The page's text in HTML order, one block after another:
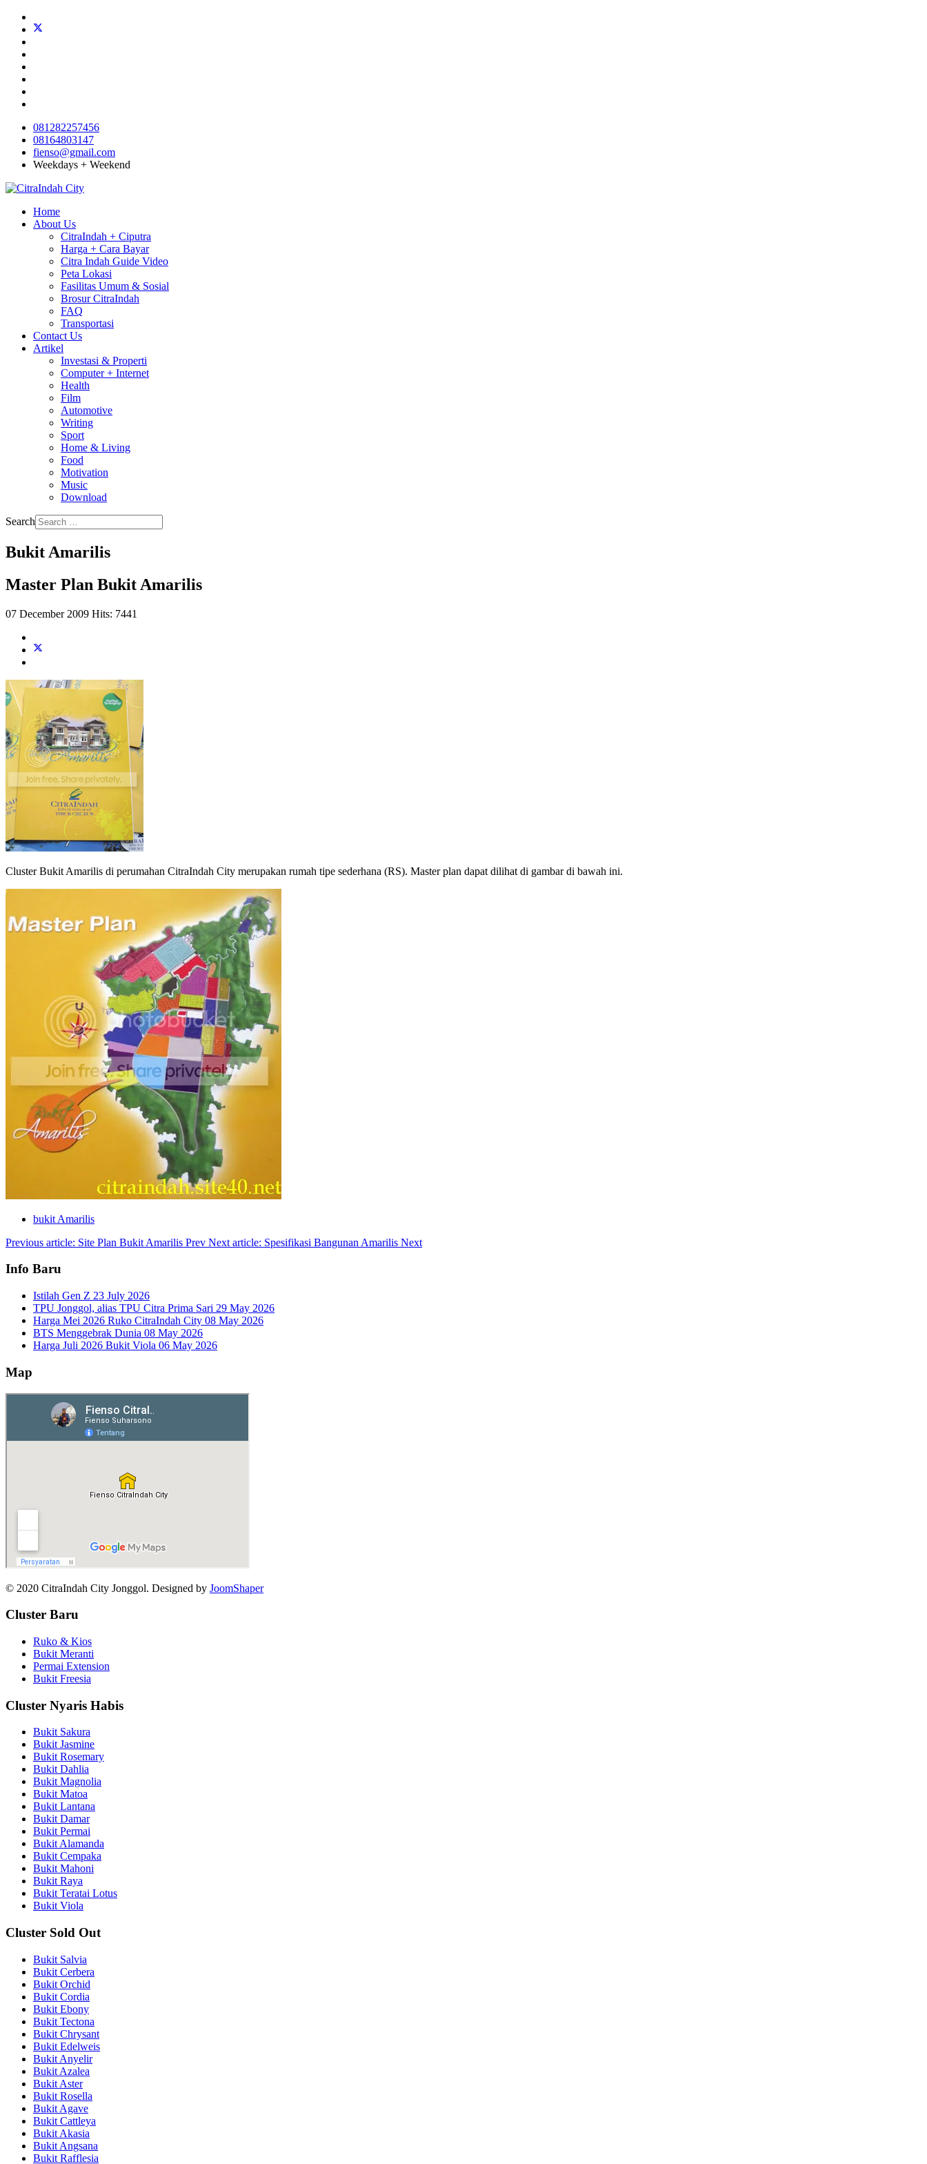
081282257456
08164803147
fienso@gmail.com
Weekdays + Weekend
Home
About Us
CitraIndah + Ciputra
Harga + Cara Bayar
Citra Indah Guide Video
Peta Lokasi
Fasilitas Umum & Sosial
Brosur CitraIndah
FAQ
Transportasi
Contact Us
Artikel
Investasi & Properti
Computer + Internet
Health
Film
Automotive
Writing
Sport
Home & Living
Food
Motivation
Music
Download
Search
Bukit Amarilis
Master Plan Bukit Amarilis
07 December 2009 Hits: 7441
Cluster Bukit Amarilis di perumahan CitraIndah City merupakan rumah tipe sederhana (RS). Master plan dapat dilihat di gambar di bawah ini.
bukit Amarilis
Previous article: Site Plan Bukit Amarilis Prev Next article: Spesifikasi Bangunan Amarilis Next
Info Baru
Istilah Gen Z 23 July 2026
TPU Jonggol, alias TPU Citra Prima Sari 29 May 2026
Harga Mei 2026 Ruko CitraIndah City 08 May 2026
BTS Menggebrak Dunia 08 May 2026
Harga Juli 2026 Bukit Viola 06 May 2026
Map
© 2020 CitraIndah City Jonggol. Designed by JoomShaper
Cluster Baru
Ruko & Kios
Bukit Meranti
Permai Extension
Bukit Freesia
Cluster Nyaris Habis
Bukit Sakura
Bukit Jasmine
Bukit Rosemary
Bukit Dahlia
Bukit Magnolia
Bukit Matoa
Bukit Lantana
Bukit Damar
Bukit Permai
Bukit Alamanda
Bukit Cempaka
Bukit Mahoni
Bukit Raya
Bukit Teratai Lotus
Bukit Viola
Cluster Sold Out
Bukit Salvia
Bukit Cerbera
Bukit Orchid
Bukit Cordia
Bukit Ebony
Bukit Tectona
Bukit Chrysant
Bukit Edelweis
Bukit Anyelir
Bukit Azalea
Bukit Aster
Bukit Rosella
Bukit Agave
Bukit Cattleya
Bukit Akasia
Bukit Angsana
Bukit Rafflesia